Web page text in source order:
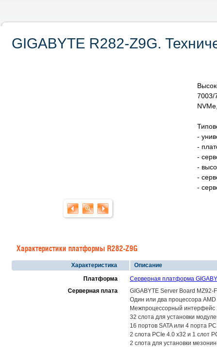
GIGABYTE R282-Z9G.
-
-
-
-
-
-
Характеристики платформы R282-Z9G
Характеристика
Описание
Платформа
Серверная платформа
Серверная плата
GIGABYTE Server Board MZ92-
Один или два процессора
Межпроцессорный интерфейс
32 слота для установки
16 портов SATA или 4 порта
2 слота PCIe 4.0 x32 и 1 слот
2 слота для установки